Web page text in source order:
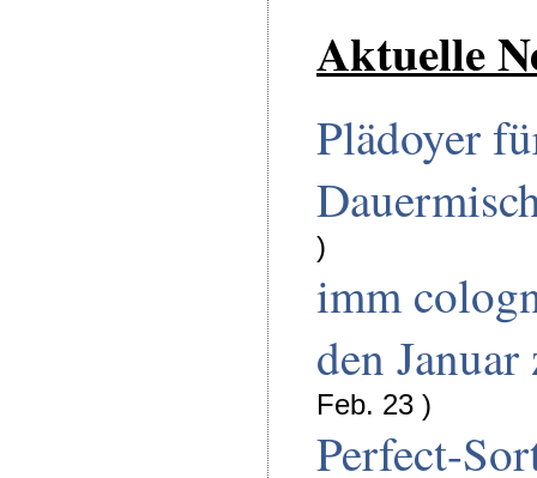
Aktuelle
Plädoyer
)
imm
den
Feb. 23 )
Perfect-